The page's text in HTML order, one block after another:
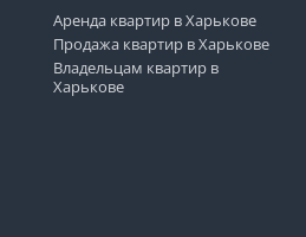
Аренда квартир в Харькове
Продажа квартир в Харькове
Владельцам квартир в
Харькове